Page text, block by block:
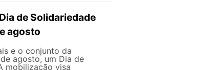
de Solidariedade
agosto
e o conjunto da
agosto, um Dia de
mobilização visa